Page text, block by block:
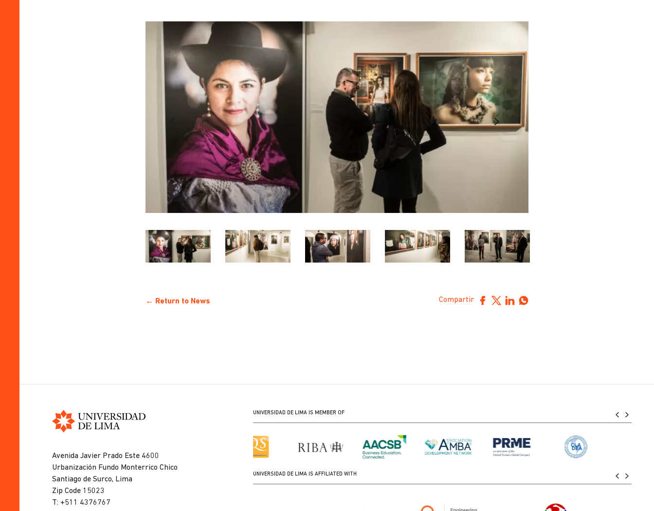
Compartir
← Return to News
Avenida Javier Prado Este 4600
Urbanización Fundo Monterrico Chico
Santiago de Surco, Lima
Zip Code 15023
T: +511 4376767
UNIVERSIDAD DE LIMA IS MEMBER OF
UNIVERSIDAD DE LIMA IS AFFILIATED WITH